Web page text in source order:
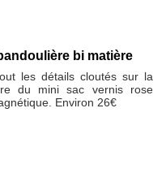
bi matière
les détails cloutés sur la
du mini sac vernis rose
Environ 26€